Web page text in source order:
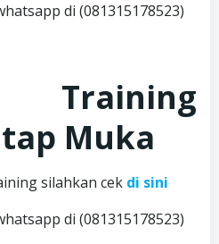
di (081315178523)
Training
Muka
silahkan cek di sini
di (081315178523)